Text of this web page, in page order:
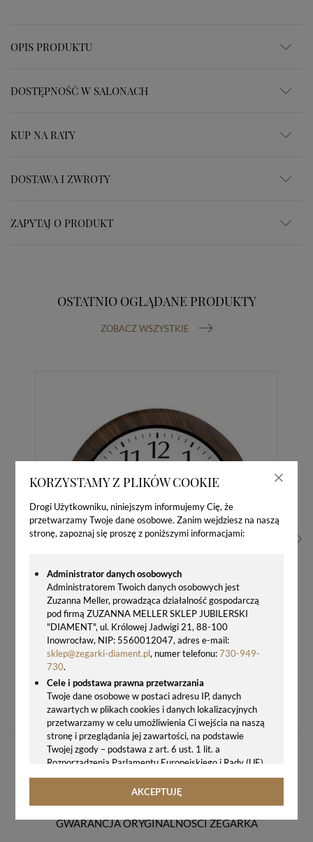
KORZYSTAMY Z PLIKÓW COOKIE
Drogi Użytkowniku, niniejszym informujemy Cię, że
przetwarzamy Twoje dane osobowe. Zanim wejdziesz na naszą
stronę, zapoznaj się proszę z poniższymi informacjami:
Administrator danych osobowych
Administratorem Twoich danych osobowych jest
Zuzanna Meller, prowadząca działalność gospodarczą
pod firmą ZUZANNA MELLER SKLEP JUBILERSKI
"DIAMENT", ul. Królowej Jadwigi 21, 88-100
Inowrocław, NIP: 5560012047, adres e-mail:
sklep@zegarki-diament.pl, numer telefonu:730-949-
730.
Cele i podstawa prawna przetwarzania
Twoje dane osobowe w postaci adresu IP, danych
zawartych w plikach cookies i danych lokalizacyjnych
przetwarzamy w celu umożliwienia Ci wejścia na naszą
stronę i przeglądania jej zawartości, na podstawie
Twojej zgody – podstawa z art. 6 ust. 1 lit. a
Rozporządzenia Parlamentu Europejskiego i Rady (UE)
2016/679 z 27.04.2016 r. w sprawie ochrony osób
fizycznych w związku z przetwarzaniem danych
rozporządzenie o ochronie danych, tj. RODO).
AKCEPTUJĘ
OPIS PRODUKTU
DOSTĘPNOŚĆ W SALONACH
KUP NA RATY
DOSTAWA I ZWROTY
ZAPYTAJ O PRODUKT
OSTATNIO OGLĄDANE PRODUKTY
ZOBACZ WSZYSTKIE
148,00 zł
GWARANCJA ORYGINALNOŚCI ZEGARKA